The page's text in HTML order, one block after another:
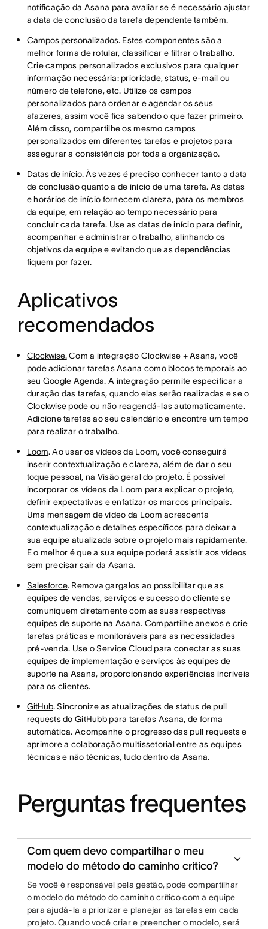
notificação da Asana para avaliar se é necessário ajustar
a data de conclusão da tarefa dependente também.
Campos personalizados. Estes componentes são a
melhor forma de rotular, classificar e filtrar o trabalho.
Crie campos personalizados exclusivos para qualquer
informação necessária: prioridade, status, e-mail ou
número de telefone, etc. Utilize os campos
personalizados para ordenar e agendar os seus
afazeres, assim você fica sabendo o que fazer primeiro.
Além disso, compartilhe os mesmo campos
personalizados em diferentes tarefas e projetos para
assegurar a consistência por toda a organização.
Datas de início. Às vezes é preciso conhecer tanto a data
de conclusão quanto a de início de uma tarefa. As datas
e horários de início fornecem clareza, para os membros
da equipe, em relação ao tempo necessário para
concluir cada tarefa. Use as datas de início para definir,
acompanhar e administrar o trabalho, alinhando os
objetivos da equipe e evitando que as dependências
fiquem por fazer.
Aplicativos
recomendados
Clockwise.Com a integração Clockwise + Asana, você
pode adicionar tarefas Asana como blocos temporais ao
seu Google Agenda. A integração permite especificar a
duração das tarefas, quando elas serão realizadas e se o
Clockwise pode ou não reagendá-las automaticamente.
Adicione tarefas ao seu calendário e encontre um tempo
para realizar o trabalho.
Loom. Ao usar os vídeos da Loom, você conseguirá
inserir contextualização e clareza, além de dar o seu
toque pessoal, na Visão geral do projeto. É possível
incorporar os vídeos da Loom para explicar o projeto,
definir expectativas e enfatizar os marcos principais.
Uma mensagem de vídeo da Loom acrescenta
contextualização e detalhes específicos para deixar a
sua equipe atualizada sobre o projeto mais rapidamente.
E o melhor é que a sua equipe poderá assistir aos vídeos
sem precisar sair da Asana.
Salesforce. Remova gargalos ao possibilitar que as
equipes de vendas, serviços e sucesso do cliente se
comuniquem diretamente com as suas respectivas
equipes de suporte na Asana. Compartilhe anexos e crie
tarefas práticas e monitoráveis para as necessidades
pré-venda. Use o Service Cloud para conectar as suas
equipes de implementação e serviços às equipes de
suporte na Asana, proporcionando experiências incríveis
para os clientes.
GitHub. Sincronize as atualizações de status de pull
requests do GitHubb para tarefas Asana, de forma
automática. Acompanhe o progresso das pull requests e
aprimore a colaboração multissetorial entre as equipes
técnicas e não técnicas, tudo dentro da Asana.
Perguntas frequentes
Com quem devo compartilhar o meu
modelo do método do caminho crítico?
Se você é responsável pela gestão, pode compartilhar
o modelo do método do caminho crítico com a equipe
para ajudá-la a priorizar e planejar as tarefas em cada
projeto. Quando você criar e preencher o modelo, será